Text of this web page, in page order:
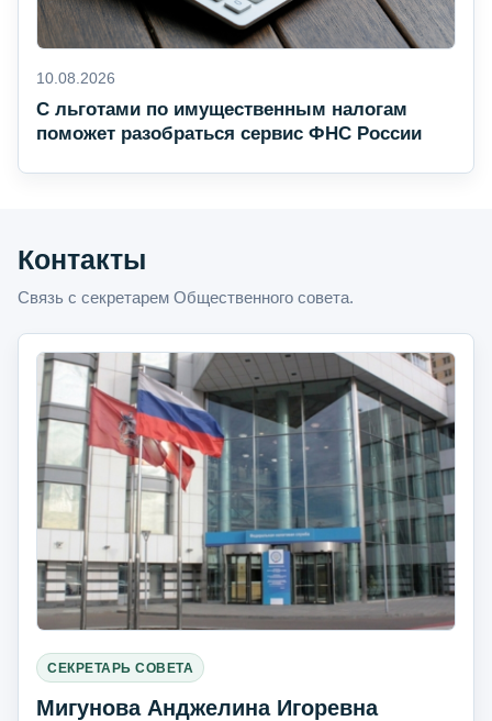
10.08.2026
С льготами по имущественным налогам
поможет разобраться сервис ФНС России
Контакты
Связь с секретарем Общественного совета.
СЕКРЕТАРЬ СОВЕТА
Мигунова Анджелина Игоревна